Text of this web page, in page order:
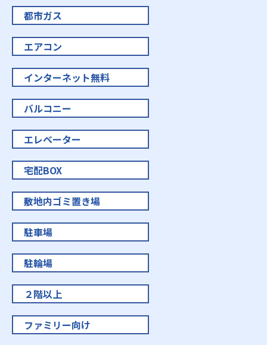
都市ガス
エアコン
インターネット無料
バルコニー
エレベーター
宅配BOX
敷地内ゴミ置き場
駐車場
駐輪場
２階以上
ファミリー向け